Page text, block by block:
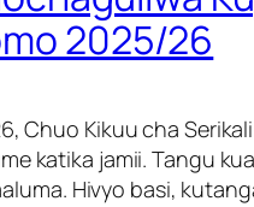
2025/26
Chuo Kikuu cha
katika jamii. Tangu
Hivyo basi,